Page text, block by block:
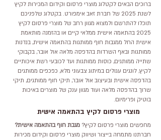
ברוכים הבאים לקטלוג מוצרי פרסום וקידום המכירות לקיץ
לשנת 2025 של חברת זאב אימפורט. בקטלוג שלפניכם
תוכלו להתרשם ולמצוא מגוון רחב של מוצרי פרסום לקיץ
2025 בהתאמה אישית ממלאי קיים או בהזמנה מותאמת
אישית החל ממגבות חוף ממותגות בהתאמה אישית, בנדנות
ממותגות ובאף השרדות בהדפסה מלאה אול אובר, בקבוקי
שתייה ממותגים, כוסות ממותגות ועד לכובעי רשת איכותיים
לקיץ, לונגים עגולים במיתוג צבעוני מלא, כפכפים ממותגים
בהדפסה אישית ובעיצוב אול אובר, תיקי חוף ממותגים, תיקי
שרוך בהדפסה מלאה ועוד מגוון ענק של מוצרים באיכות
בוטיק ופרימיום.
מוצרי פרסום לקיץ בהתאמה אישית
מחפשים מוצרי פרסום לקיץ? מגבת חוף בהתאמה אישית?
חברתנו מתמחה בייצור ושיווק מוצרי פרסום וקידום מכירות